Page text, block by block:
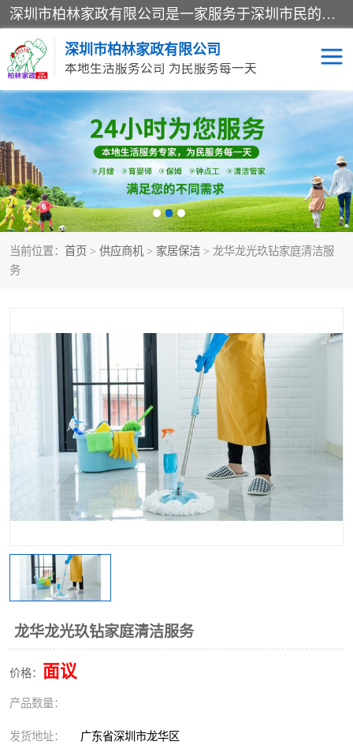
深圳市柏林家政有限公司是一家服务于深圳市民的专业家政公司。致力于为客户提供高质量、多维度的家庭服务，包括养老、母婴、月嫂育婴早教、康复理疗、家电清洗和保洁等方面的专业服务。
深圳市柏林家政有限公司
本地生活服务公司 为民服务每一天
当前位置： 首页 > 供应商机 > 家居保洁 > 龙华龙光玖钻家庭清洁服
务
龙华龙光玖钻家庭清洁服务
价格： 面议
产品数量：
发货地址： 广东省深圳市龙华区
家居保洁 护工月嫂
家庭保姆 家政服务